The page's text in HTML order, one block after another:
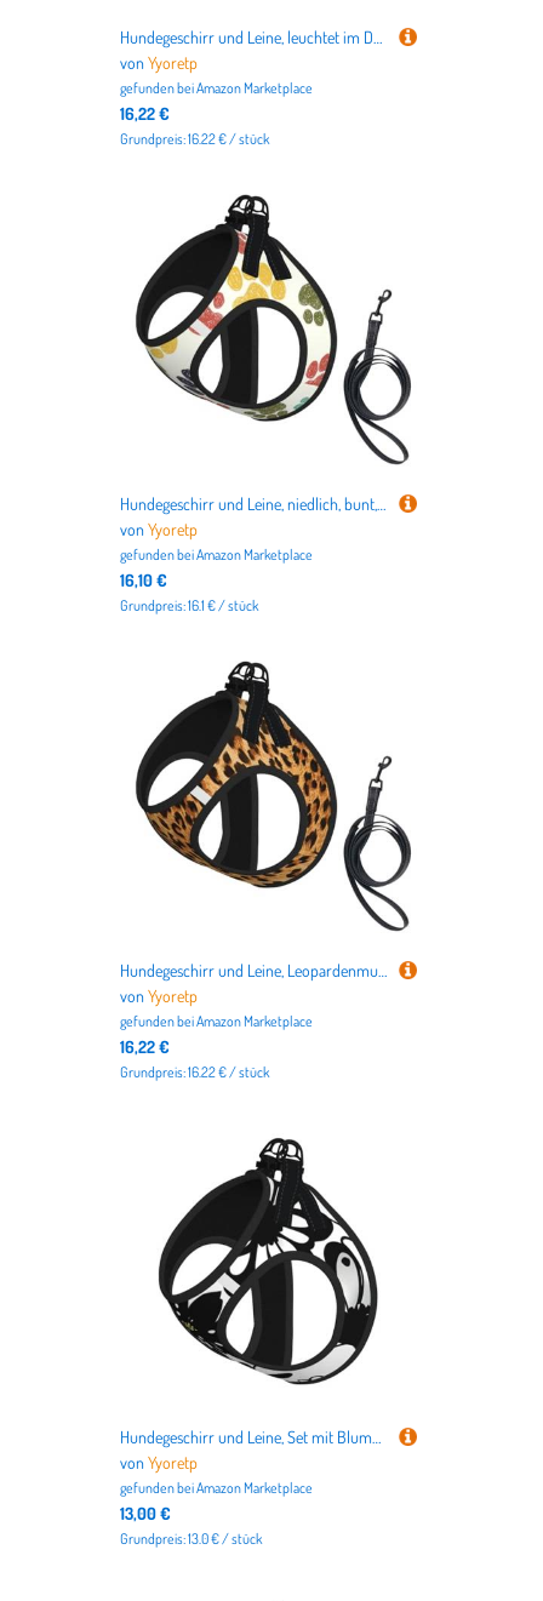
Hundegeschirr und Leine, leuchtet im Dunkeln, atmungsaktiv, verstellbar, ausbruchsichere Weste für Katzen und Hunde
vonYyoretp
gefunden beiAmazon Marketplace
16,22 €
Grundpreis: 16.22 € / stück
Hundegeschirr und Leine, niedlich, bunt, mit Pfotenabdruck, atmungsaktiv, verstellbar, ausbruchsicher, Weste für Katzen und Hunde
vonYyoretp
gefunden beiAmazon Marketplace
16,10 €
Grundpreis: 16.1 € / stück
Hundegeschirr und Leine, Leopardenmuster, atmungsaktiv, verstellbar, ausbruchsicher, Weste für Katzen und Hunde
vonYyoretp
gefunden beiAmazon Marketplace
16,22 €
Grundpreis: 16.22 € / stück
Hundegeschirr und Leine, Set mit Blumendruck, atmungsaktiv, verstellbar, ausbruchsicher, für Katzen und Hunde, Schwarz und Weiß
vonYyoretp
gefunden beiAmazon Marketplace
13,00 €
Grundpreis: 13.0 € / stück